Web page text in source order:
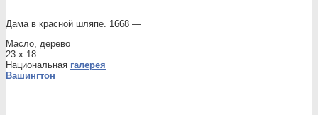
Дама в красной шляпе. 1668 —
Масло, дерево
23 x 18
Национальная галерея
Вашингтон